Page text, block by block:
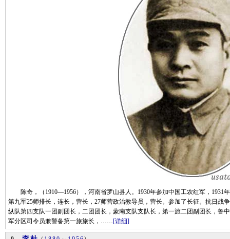
陈奇，（1910—1956），河南省罗山县人。1930年参加中国工农红军，1931
第九军25师排长，连长，营长，27师营政治教导员，营长。参加了长征。抗日战
纵队第四支队一团副团长，二团团长，蒙南支队支队长，第一旅二团副团长，鲁
军分区司令员兼警备第一旅旅长，……[详细]